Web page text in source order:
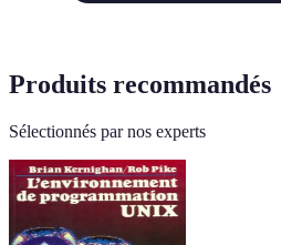
Produits recommandés
Sélectionnés par nos experts